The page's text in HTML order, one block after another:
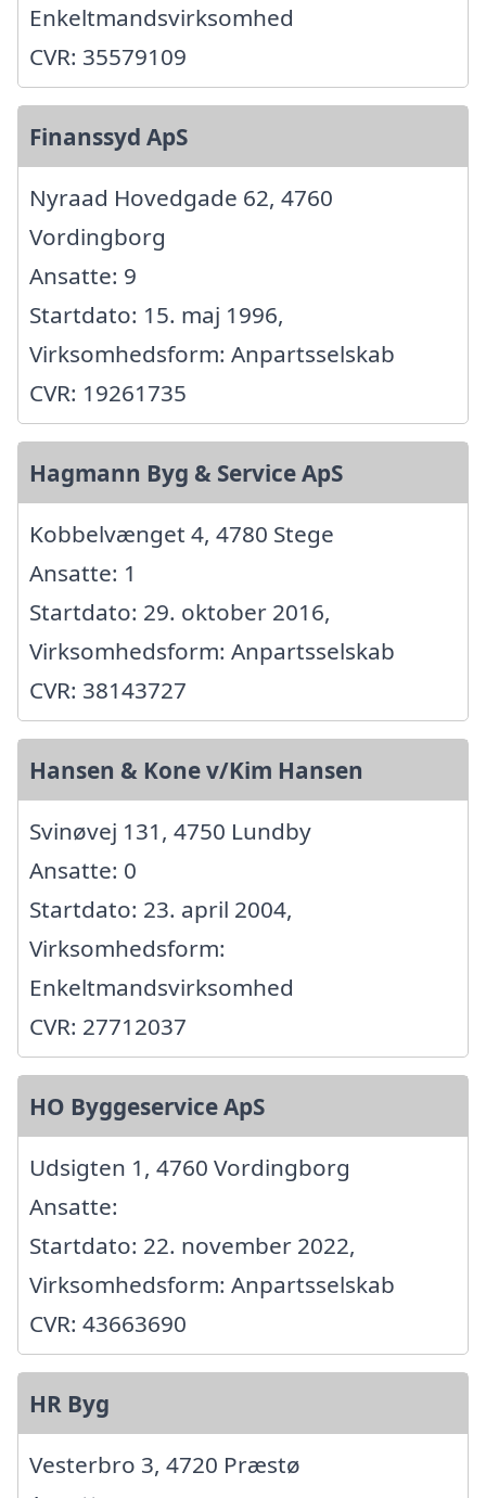
Enkeltmandsvirksomhed
CVR: 35579109
Finanssyd ApS
Nyraad Hovedgade 62, 4760
Vordingborg
Ansatte: 9
Startdato: 15. maj 1996,
Virksomhedsform: Anpartsselskab
CVR: 19261735
Hagmann Byg & Service ApS
Kobbelvænget 4, 4780 Stege
Ansatte: 1
Startdato: 29. oktober 2016,
Virksomhedsform: Anpartsselskab
CVR: 38143727
Hansen & Kone v/Kim Hansen
Svinøvej 131, 4750 Lundby
Ansatte: 0
Startdato: 23. april 2004,
Virksomhedsform:
Enkeltmandsvirksomhed
CVR: 27712037
HO Byggeservice ApS
Udsigten 1, 4760 Vordingborg
Ansatte:
Startdato: 22. november 2022,
Virksomhedsform: Anpartsselskab
CVR: 43663690
HR Byg
Vesterbro 3, 4720 Præstø